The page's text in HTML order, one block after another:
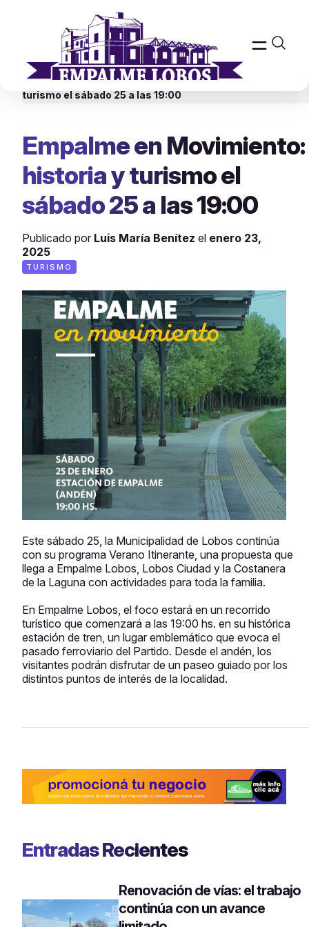
Inicio>Turismo >Empalme en Movimiento: historia y
turismo el sábado 25 a las 19:00
Empalme en Movimiento:
historia y turismo el
sábado 25 a las 19:00
Publicado por Luis María Benítez el enero 23,
2025
TURISMO
Este sábado 25, la Municipalidad de Lobos continúa
con su programa Verano Itinerante, una propuesta que
llega a Empalme Lobos, Lobos Ciudad y la Costanera
de la Laguna con actividades para toda la familia.
En Empalme Lobos, el foco estará en un recorrido
turístico que comenzará a las 19:00 hs. en su histórica
estación de tren, un lugar emblemático que evoca el
pasado ferroviario del Partido. Desde el andén, los
visitantes podrán disfrutar de un paseo guiado por los
distintos puntos de interés de la localidad.
Entradas Recientes
Renovación de vías: el trabajo
continúa con un avance